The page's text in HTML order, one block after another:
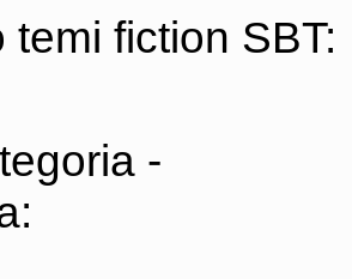
temi fiction SBT:
-